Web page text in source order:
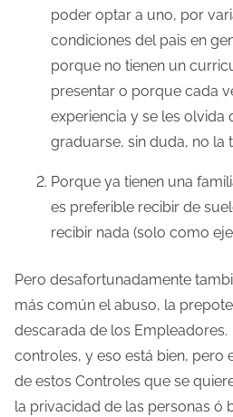
poder optar a uno, por
condiciones del pais en
porque no tienen un
presentar o porque cada
experiencia y se les olvida
graduarse, sin duda, no la
Porque ya tienen una
es preferible recibir de
recibir nada (solo como
Pero desafortunadamente
más común el abuso, la
descarada de los
controles, y eso está bien, pero
de estos Controles que se
la privacidad de las personas ó